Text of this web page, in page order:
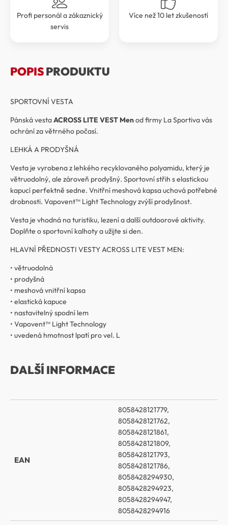
Profi personál a zákaznický
servis
Více než 10 let zkušeností
POPISPRODUKTU
SPORTOVNÍ VESTA
Pánská vestaACROSS LITE VEST Menod firmy La Sportiva vás
ochrání za větrného počasí.
LEHKÁ A PRODYŠNÁ
Vesta je vyrobena z lehkého recyklovaného polyamidu, který je
větruodolný, ale zároveň prodyšný. Sportovní střih s elastickou
kapucí perfektně sedne. Vnitřní meshová kapsa uchová potřebné
drobnosti. Vapovent™ Light Technology zvýší prodyšnost.
Vesta je vhodná na turistiku, lezení a další outdoorové aktivity.
Doplňte o sportovní kalhoty a užijte si den.
HLAVNÍ PŘEDNOSTI VESTY ACROSS LITE VEST MEN:
• větruodolná
• prodyšná
• meshová vnitřní kapsa
• elastická kapuce
• nastavitelný spodní lem
• Vapovent™ Light Technology
• uvedená hmotnost lpatí pro vel. L
DALŠÍ INFORMACE
EAN
8058428121779,
8058428121762,
8058428121861,
8058428121809,
8058428121793,
8058428121786,
8058428294930,
8058428294923,
8058428294947,
8058428294916